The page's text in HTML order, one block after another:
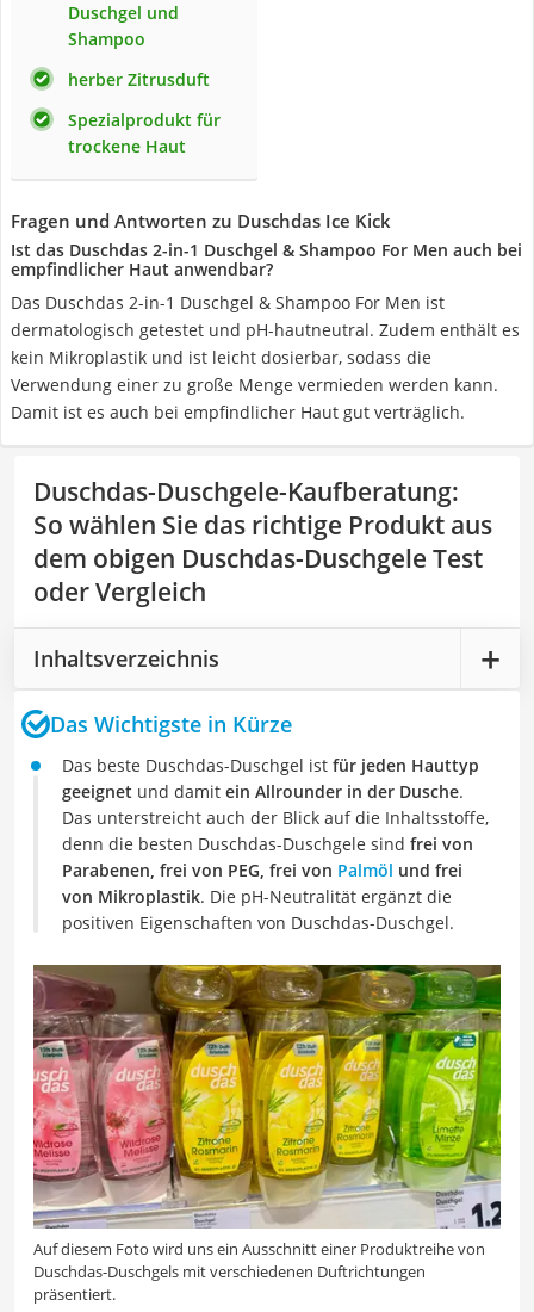
Duschgel und
Shampoo
herber Zitrusduft
Spezialprodukt für
trockene Haut
Fragen und Antworten zu Duschdas Ice Kick
Ist das Duschdas 2-in-1 Duschgel & Shampoo For Men auch bei
empfindlicher Haut anwendbar?
Das Duschdas 2-in-1 Duschgel & Shampoo For Men ist
dermatologisch getestet und pH-hautneutral. Zudem enthält es
kein Mikroplastik und ist leicht dosierbar, sodass die
Verwendung einer zu große Menge vermieden werden kann.
Damit ist es auch bei empfindlicher Haut gut verträglich.
Duschdas-Duschgele-Kaufberatung:
So wählen Sie das richtige Produkt aus
dem obigen Duschdas-Duschgele Test
oder Vergleich
Inhaltsverzeichnis
Das Wichtigste in Kürze
Das beste Duschdas-Duschgel ist für jeden Hauttyp
geeignet und damit ein Allrounder in der Dusche.
Das unterstreicht auch der Blick auf die Inhaltsstoffe,
denn die besten Duschdas-Duschgele sind frei von
Parabenen, frei von PEG, frei von Palmöl und frei
von Mikroplastik. Die pH-Neutralität ergänzt die
positiven Eigenschaften von Duschdas-Duschgel.
Auf diesem Foto wird uns ein Ausschnitt einer Produktreihe von
Duschdas-Duschgels mit verschiedenen Duftrichtungen
präsentiert.